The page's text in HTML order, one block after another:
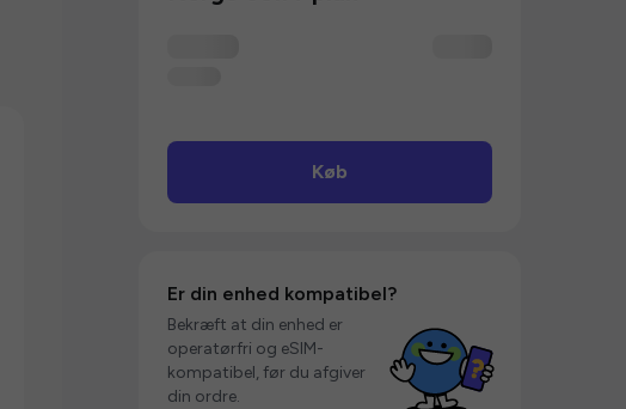
Køb
Er din enhed kompatibel?
Bekræft at din enhed er
operatørfri og eSIM-
kompatibel, før du afgiver
din ordre.